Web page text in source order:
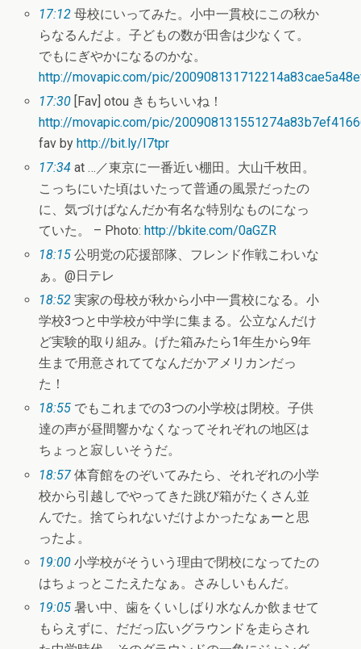
17:12 母校にいってみた。小中一貫校にこの秋か
らなるんだよ。子どもの数が田舎は少なくて。
でもにぎやかになるのかな。
http://movapic.com/pic/
17:30 [Fav] otou きもちいいね！
http://movapic.com/pic/
fav byhttp://bit.ly/I7tpr
17:34 at …／東京に一番近い棚田。大山千枚田。
こっちにいた頃はいたって普通の風景だったの
に、気づけばなんだか有名な特別なものになっ
ていた。 – Photo:http://bkite.com/0aGZR
18:15 公明党の応援部隊、フレンド作戦こわいな
ぁ。@日テレ
18:52 実家の母校が秋から小中一貫校になる。小
学校3つと中学校が中学に集まる。公立なんだけ
ど実験的取り組み。げた箱みたら1年生から9年
生まで用意されててなんだかアメリカンだっ
た！
18:55 でもこれまでの3つの小学校は閉校。子供
達の声が昼間響かなくなってそれぞれの地区は
ちょっと寂しいそうだ。
18:57 体育館をのぞいてみたら、それぞれの小学
校から引越しでやってきた跳び箱がたくさん並
んでた。捨てられないだけよかったなぁーと思
ったよ。
19:00 小学校がそういう理由で閉校になってたの
はちょっとこたえたなぁ。さみしいもんだ。
19:05 暑い中、歯をくいしばり水なんか飲ませて
もらえずに、だだっ広いグラウンドを走らされ